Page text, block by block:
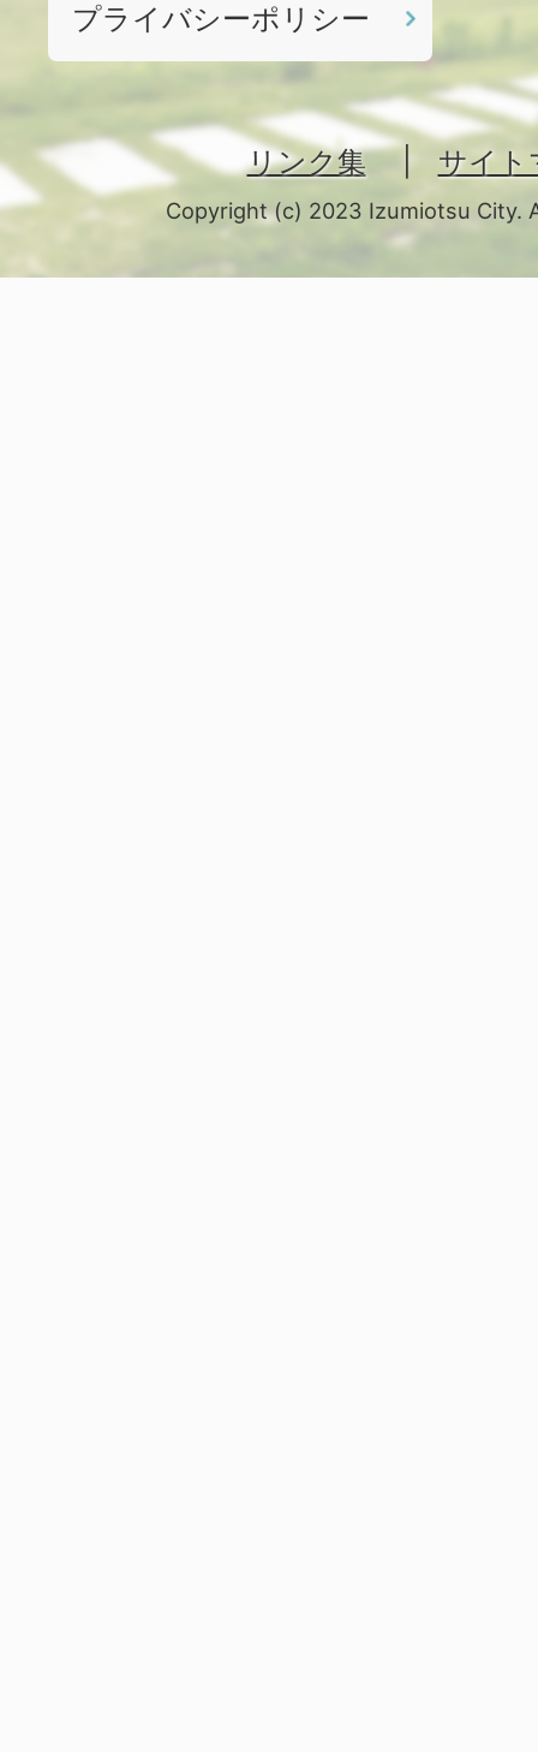
プライバシーポリシー
リンク集 サイト
Copyright (c) 2023 Izumiotsu City.